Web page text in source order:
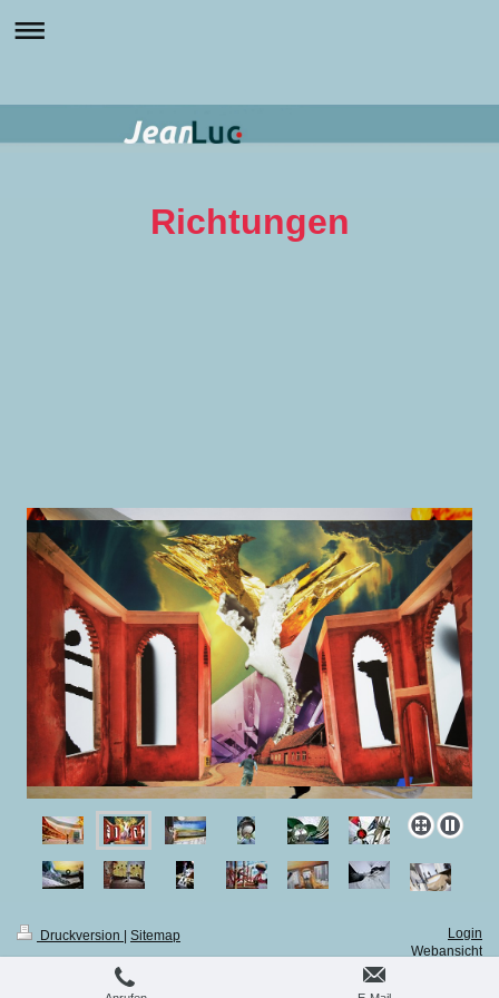
Richtungen
Druckversion | Sitemap
Login
Webansicht